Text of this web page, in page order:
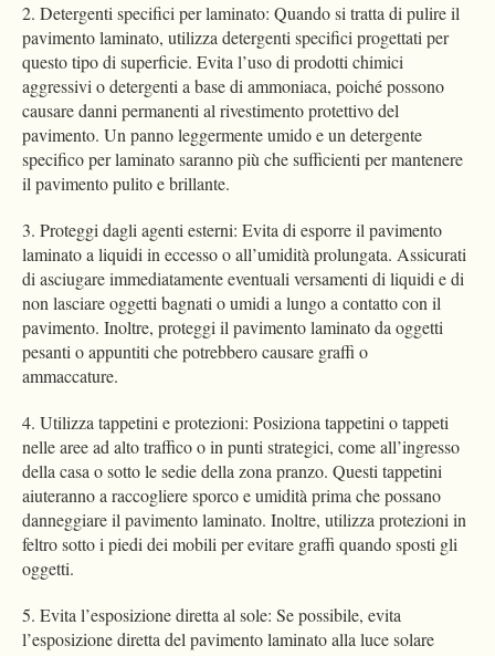
2. Detergenti specifici per laminato: Quando si tratta di pulire il
pavimento laminato, utilizza detergenti specifici progettati per
questo tipo di superficie. Evita l’uso di prodotti chimici
aggressivi o detergenti a base di ammoniaca, poiché possono
causare danni permanenti al rivestimento protettivo del
pavimento. Un panno leggermente umido e un detergente
specifico per laminato saranno più che sufficienti per mantenere
il pavimento pulito e brillante.
3. Proteggi dagli agenti esterni: Evita di esporre il pavimento
laminato a liquidi in eccesso o all’umidità prolungata. Assicurati
di asciugare immediatamente eventuali versamenti di liquidi e di
non lasciare oggetti bagnati o umidi a lungo a contatto con il
pavimento. Inoltre, proteggi il pavimento laminato da oggetti
pesanti o appuntiti che potrebbero causare graffi o
ammaccature.
4. Utilizza tappetini e protezioni: Posiziona tappetini o tappeti
nelle aree ad alto traffico o in punti strategici, come all’ingresso
della casa o sotto le sedie della zona pranzo. Questi tappetini
aiuteranno a raccogliere sporco e umidità prima che possano
danneggiare il pavimento laminato. Inoltre, utilizza protezioni in
feltro sotto i piedi dei mobili per evitare graffi quando sposti gli
oggetti.
5. Evita l’esposizione diretta al sole: Se possibile, evita
l’esposizione diretta del pavimento laminato alla luce solare